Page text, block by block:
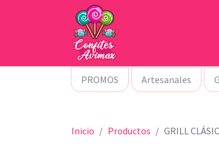
PROMOS Artesanales
Inicio Productos GRILL